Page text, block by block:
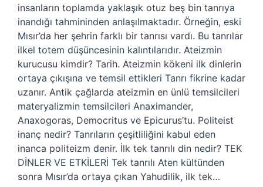
insanların toplamda yaklaşık otuz beş bin tanrıya
inandığı tahmininden anlaşılmaktadır. Örneğin, eski
Mısır’da her şehrin farklı bir tanrısı vardı. Bu tanrılar
ilkel totem düşüncesinin kalıntılarıdır. Ateizmin
kurucusu kimdir? Tarih. Ateizmin kökeni ilk dinlerin
ortaya çıkışına ve temsil ettikleri Tanrı fikrine kadar
uzanır. Antik çağlarda ateizmin en ünlü temsilcileri
materyalizmin temsilcileri Anaximander,
Anaxogoras, Democritus ve Epicurus’tu. Politeist
inanç nedir? Tanrıların çeşitliliğini kabul eden
inanca politeizm denir. İlk tek tanrılı din nedir? TEK
DİNLER VE ETKİLERİ Tek tanrılı Aten kültünden
sonra Mısır’da ortaya çıkan Yahudilik, ilk tek…